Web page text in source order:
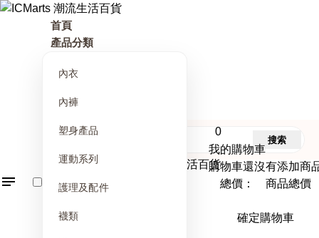
首頁
產品分類
內衣
內褲
塑身產品
運動系列
護理及配件
襪類
0
我的購物車
購物車還沒有添加商
總價： 商品總價
確定購物車
搜索